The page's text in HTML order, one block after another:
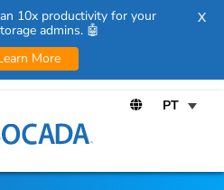
10x productivity for your
admins. 🤖
More
X